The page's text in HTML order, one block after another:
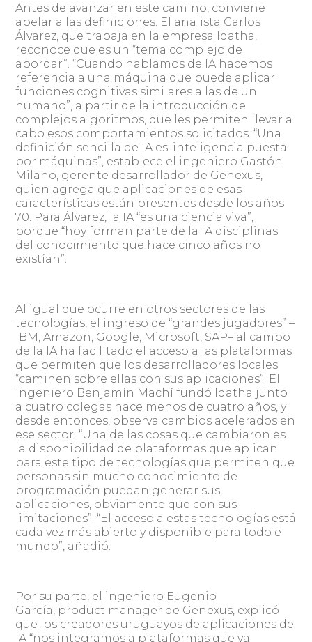
Antes de avanzar en este camino, conviene
apelar a las definiciones. El analista Carlos
Álvarez, que trabaja en la empresa Idatha,
reconoce que es un “tema complejo de
abordar”. “Cuando hablamos de IA hacemos
referencia a una máquina que puede aplicar
funciones cognitivas similares a las de un
humano”, a partir de la introducción de
complejos algoritmos, que les permiten llevar a
cabo esos comportamientos solicitados. “Una
definición sencilla de IA es: inteligencia puesta
por máquinas”, establece el ingeniero Gastón
Milano, gerente desarrollador de Genexus,
quien agrega que aplicaciones de esas
características están presentes desde los años
70. Para Álvarez, la IA “es una ciencia viva”,
porque “hoy forman parte de la IA disciplinas
del conocimiento que hace cinco años no
existían”.
Al igual que ocurre en otros sectores de las
tecnologías, el ingreso de “grandes jugadores” –
IBM, Amazon, Google, Microsoft, SAP– al campo
de la IA ha facilitado el acceso a las plataformas
que permiten que los desarrolladores locales
“caminen sobre ellas con sus aplicaciones”. El
ingeniero Benjamín Machí fundó Idatha junto
a cuatro colegas hace menos de cuatro años, y
desde entonces, observa cambios acelerados en
ese sector. “Una de las cosas que cambiaron es
la disponibilidad de plataformas que aplican
para este tipo de tecnologías que permiten que
personas sin mucho conocimiento de
programación puedan generar sus
aplicaciones, obviamente que con sus
limitaciones”. “El acceso a estas tecnologías está
cada vez más abierto y disponible para todo el
mundo”, añadió.
Por su parte, el ingeniero Eugenio
García, product manager de Genexus, explicó
que los creadores uruguayos de aplicaciones de
IA “nos integramos a plataformas que ya